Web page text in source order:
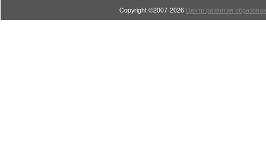
Copyright ©2007-2026 Центр развития